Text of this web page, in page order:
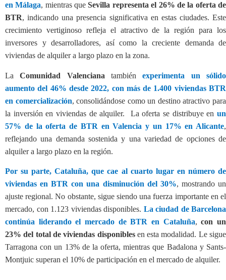
en Málaga, mientras queSevilla representa el 26% de la oferta de
BTR, indicando una presencia significativa en estas ciudades. Este
crecimiento vertiginoso refleja el atractivo de la región para los
inversores y desarrolladores, así como la creciente demanda de
viviendas de alquiler a largo plazo en la zona.
LaComunidad Valenciana tambiénexperimenta un sólido
aumento del 46% desde 2022, con más de 1.400 viviendas BTR
en comercialización, consolidándose como un destino atractivo para
la inversión en viviendas de alquiler.
La oferta se distribuye enun
57% de la oferta de BTR en Valencia y un 17% en Alicante,
reflejando una demanda sostenida y una variedad de opciones de
alquiler a largo plazo en la región.
Por su parte, Cataluña, que cae al cuarto lugar en número de
viviendas en BTR con una disminución del 30%, mostrando un
ajuste regional. No obstante, sigue siendo una fuerza importante en el
mercado, con 1.123 viviendas disponibles. La ciudad de Barcelona
continúa liderando el mercado de BTR en Cataluña,con un
23% del total de viviendas disponiblesen esta modalidad. Le sigue
Tarragona con un 13% de la oferta, mientras que Badalona y Sants-
Montjuic superan el 10% de participación en el mercado de alquiler.